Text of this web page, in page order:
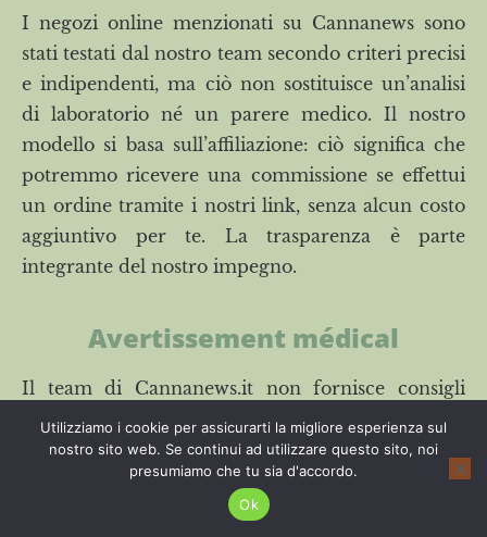
I negozi online menzionati su Cannanews sono
stati testati dal nostro team secondo criteri precisi
e indipendenti, ma ciò non sostituisce un’analisi
di laboratorio né un parere medico. Il nostro
modello si basa sull’affiliazione: ciò significa che
potremmo ricevere una commissione se effettui
un ordine tramite i nostri link, senza alcun costo
aggiuntivo per te. La trasparenza è parte
integrante del nostro impegno.
Avertissement médical
Il team di Cannanews.it non fornisce consigli
terapeutici né informazioni sui presunti effetti
medicinali del CBD, che è considerato un
integratore alimentare. In caso di trattamenti in
corso o dubbi, ti invitiamo a consultare un
Utilizziamo i cookie per assicurarti la migliore esperienza sul
nostro sito web. Se continui ad utilizzare questo sito, noi
presumiamo che tu sia d'accordo.
Ok